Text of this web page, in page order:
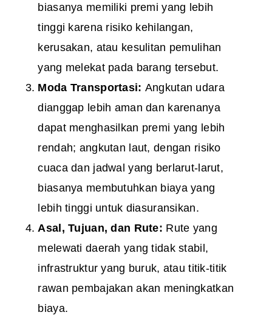
biasanya memiliki premi yang lebih
tinggi karena risiko kehilangan,
kerusakan, atau kesulitan pemulihan
yang melekat pada barang tersebut.
Moda Transportasi: Angkutan udara
dianggap lebih aman dan karenanya
dapat menghasilkan premi yang lebih
rendah; angkutan laut, dengan risiko
cuaca dan jadwal yang berlarut-larut,
biasanya membutuhkan biaya yang
lebih tinggi untuk diasuransikan.
Asal, Tujuan, dan Rute: Rute yang
melewati daerah yang tidak stabil,
infrastruktur yang buruk, atau titik-titik
rawan pembajakan akan meningkatkan
biaya.